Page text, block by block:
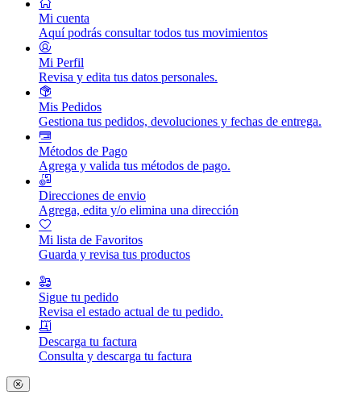
Mi cuenta
Aquí podrás consultar todos tus movimientos
Mi Perfil
Revisa y edita tus datos personales.
Mis Pedidos
Gestiona tus pedidos, devoluciones y fechas de entrega.
Métodos de Pago
Agrega y valida tus métodos de pago.
Direcciones de envio
Agrega, edita y/o elimina una dirección
Mi lista de Favoritos
Guarda y revisa tus productos
Sigue tu pedido
Revisa el estado actual de tu pedido.
Descarga tu factura
Consulta y descarga tu factura